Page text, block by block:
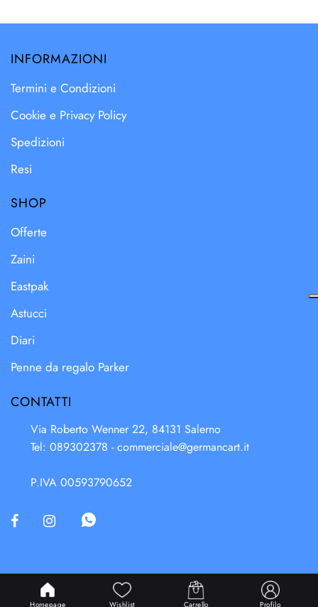
Homepage Wishlist Carrello Profilo
INFORMAZIONI
Termini e Condizioni
Cookie e Privacy Policy
Spedizioni
Resi
SHOP
Offerte
Zaini
Eastpak
Astucci
Diari
Penne da regalo Parker
CONTATTI
Via Roberto Wenner 22, 84131 Salerno
Tel: 089302378 -commerciale@germancart.it
P.IVA 00593790652